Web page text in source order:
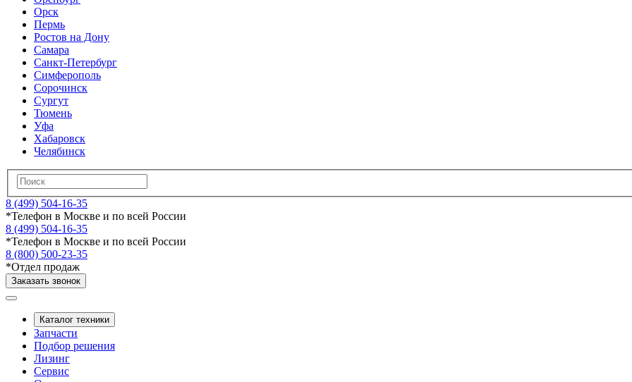
Орск
Пермь
Ростов на Дону
Самара
Санкт-Петербург
Симферополь
Сорочинск
Сургут
Тюмень
Уфа
Хабаровск
Челябинск
8 (499) 504-16-35
*Телефон в Москве и по всей России
8 (499) 504-16-35
*Телефон в Москве и по всей России
8 (800) 500-23-35
*Отдел продаж
Заказать звонок
Каталог техники
Запчасти
Подбор решения
Лизинг
Сервис